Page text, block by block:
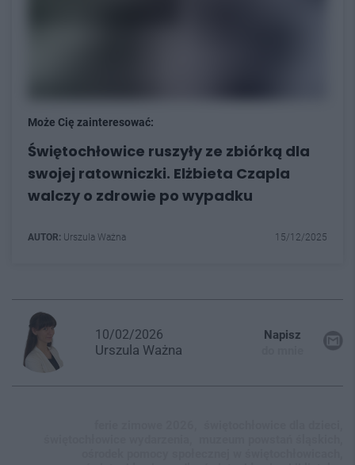
Może Cię zainteresować:
Świętochłowice ruszyły ze zbiórką dla
swojej ratowniczki. Elżbieta Czapla
walczy o zdrowie po wypadku
AUTOR: Urszula Ważna 15/12/2025
10/02/2026
Urszula Ważna
Napisz